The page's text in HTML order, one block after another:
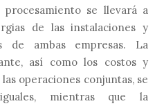
se llevará a
de las instalaciones y
de ambas empresas. La
así como los costos y
operaciones conjuntas, se
mientras que la